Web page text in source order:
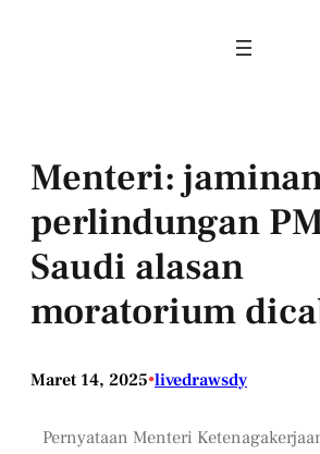
Menteri:
perlindungan
Saudi alasan
moratorium
Maret 14, 2025•livedrawsdy
Pernyataan Menteri